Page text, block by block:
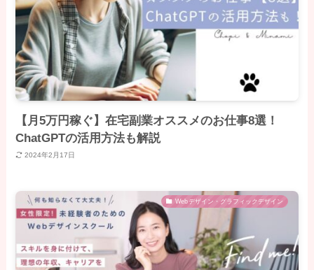
【月5万円稼ぐ】在宅副業オススメのお仕事8選！
ChatGPTの活用方法も解説
2024年2月17日
Webデザイン・グラフィックデザイン